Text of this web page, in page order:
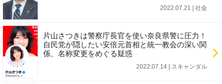
2022.07.21 | 社会
片山さつきは警察庁長官を使い奈良県警に圧力！
自民党が隠したい安倍元首相と統一教会の深い関
係、名称変更をめぐる疑惑
2022.07.14 | スキャンダル